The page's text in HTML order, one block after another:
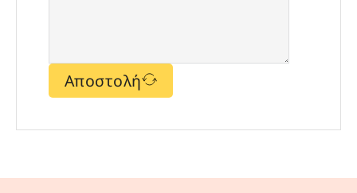
Αποστολή